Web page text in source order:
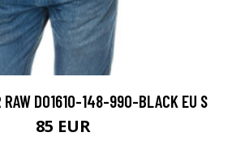
RAW D01610-148-990-BLACK EU S
85 EUR